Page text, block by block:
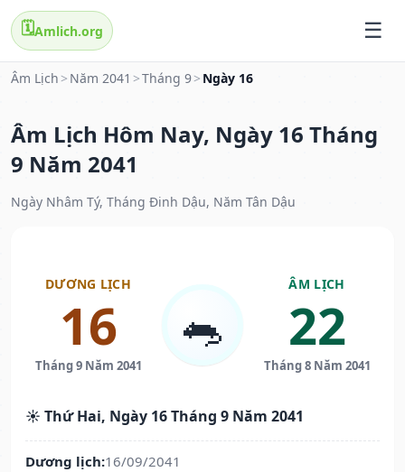
🗓️Amlich.org
Âm Lịch > Năm 2041 >Tháng 9> Ngày 16
Âm Lịch Hôm Nay, Ngày 16 Tháng
9 Năm 2041
Ngày Nhâm Tý, Tháng Đinh Dậu, Năm Tân Dậu
DƯƠNG LỊCH
16
Tháng 9 Năm 2041
🐀
ÂM LỊCH
22
Tháng 8 Năm 2041
☀️ Thứ Hai, Ngày 16 Tháng 9 Năm 2041
Dương lịch:16/09/2041